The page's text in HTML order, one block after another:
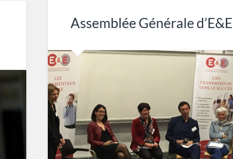
Assemblée Générale d’E&E